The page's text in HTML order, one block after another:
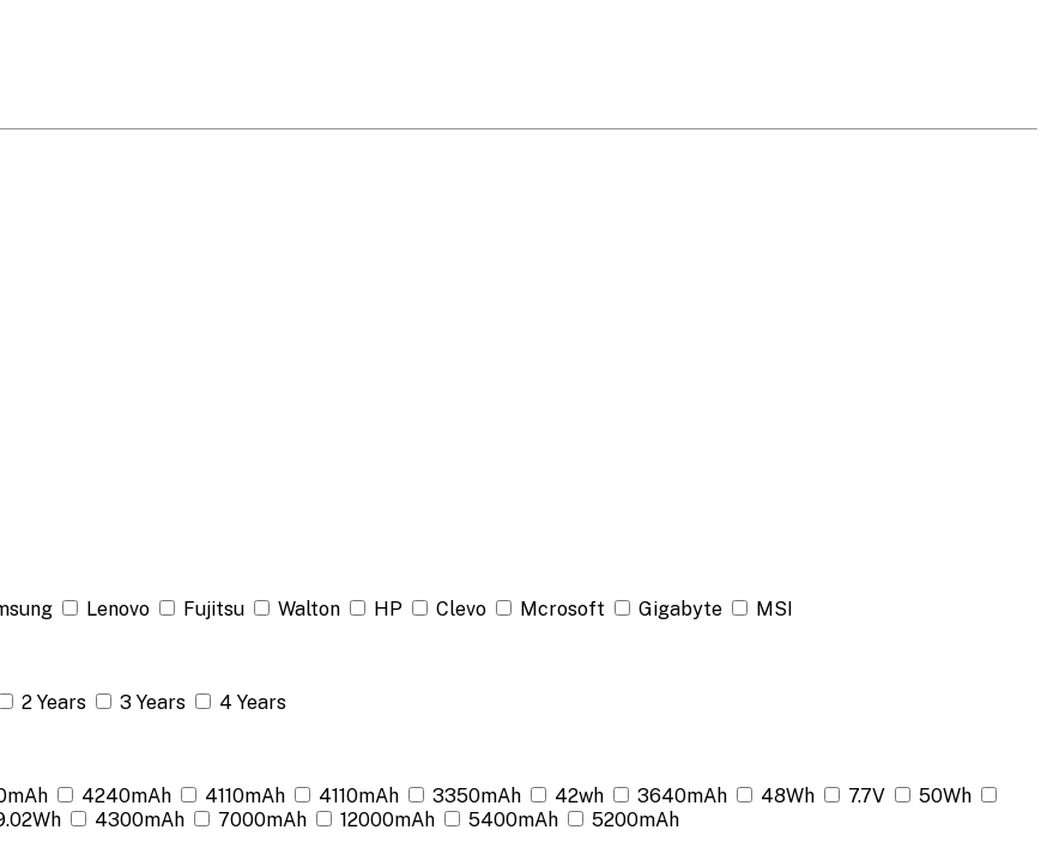
Lenovo Fujitsu Walton HP Clevo Mcrosoft Gigabyte
MSI
2 Years 3 Years
4 Years
4240mAh 4110mAh 4110mAh 3350mAh 42wh 3640mAh 48Wh 7.7V
50Wh
4300mAh 7000mAh 12000mAh 5400mAh
5200mAh